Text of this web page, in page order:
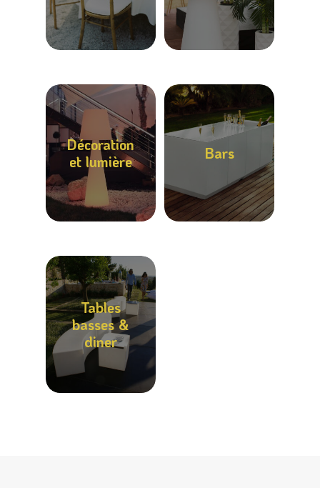
Décoration
et lumière
Bars
Tables
basses &
diner
Retour vers le site
Lounge